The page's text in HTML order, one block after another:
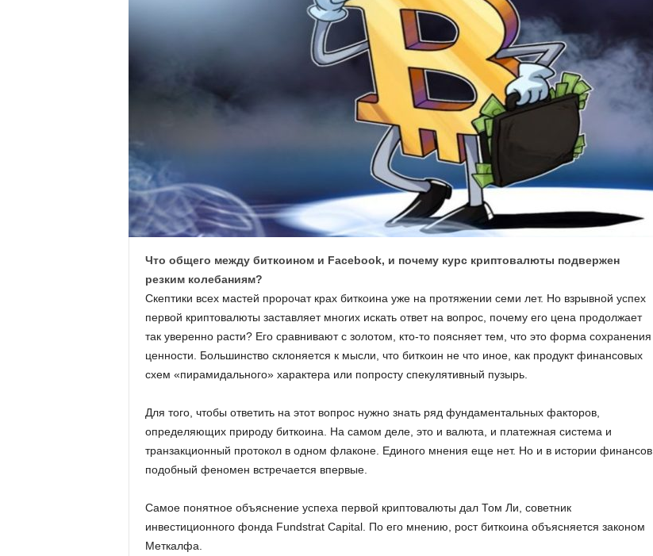
.
u
a
Что общего между биткоином и Facebook, и почему курс криптовалюты подвержен
резким колебаниям?
Скептики всех мастей пророчат крах биткоина уже на протяжении семи лет. Но взрывной успех
первой криптовалюты заставляет многих искать ответ на вопрос, почему его цена продолжает
так уверенно расти? Его сравнивают с золотом, кто-то поясняет тем, что это форма сохранения
ценности. Большинство склоняется к мысли, что биткоин не что иное, как продукт финансовых
схем «пирамидального» характера или попросту спекулятивный пузырь.
Для того, чтобы ответить на этот вопрос нужно знать ряд фундаментальных факторов,
определяющих природу биткоина. На самом деле, это и валюта, и платежная система и
транзакционный протокол в одном флаконе. Единого мнения еще нет. Но и в истории финансов
подобный феномен встречается впервые.
Самое понятное объяснение успеха первой криптовалюты дал Том Ли, советник
инвестиционного фонда Fundstrat Capital. По его мнению, рост биткоина объясняется законом
Меткалфа.